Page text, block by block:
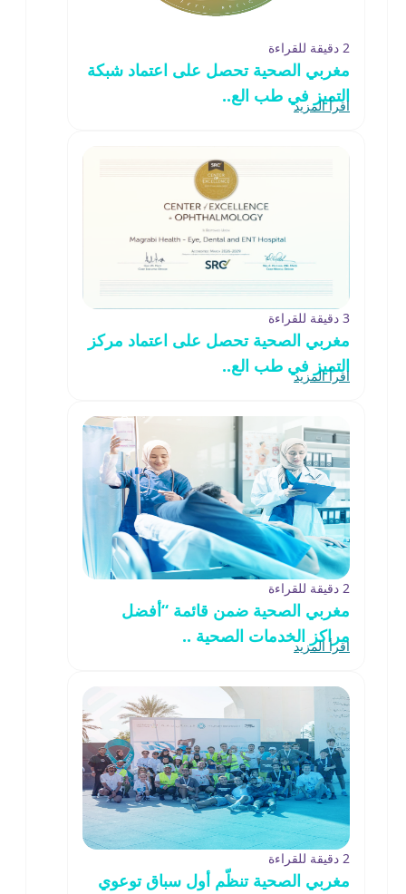
2 دقيقة للقراءة
مغربي الصحية تحصل على اعتماد شبكة
التميز في طب الع..
اقرأ المزيد
3 دقيقة للقراءة
مغربي الصحية تحصل على اعتماد مركز
التميز في طب الع..
اقرأ المزيد
2 دقيقة للقراءة
مغربي الصحية ضمن قائمة “أفضل
مراكز الخدمات الصحية ..
اقرأ المزيد
2 دقيقة للقراءة
مغربي الصحية تنظّم أول سباق توعوي